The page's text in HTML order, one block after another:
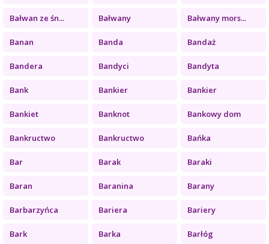
Bałwan ze śn... Bałwany Bałwany mors...
Banan Banda Bandaż
Bandera Bandyci Bandyta
Bank Bankier Bankier
Bankiet Banknot Bankowy dom
Bankructwo Bankructwo Bańka
Bar Barak Baraki
Baran Baranina Barany
Barbarzyńca Bariera Bariery
Bark Barka Barłóg